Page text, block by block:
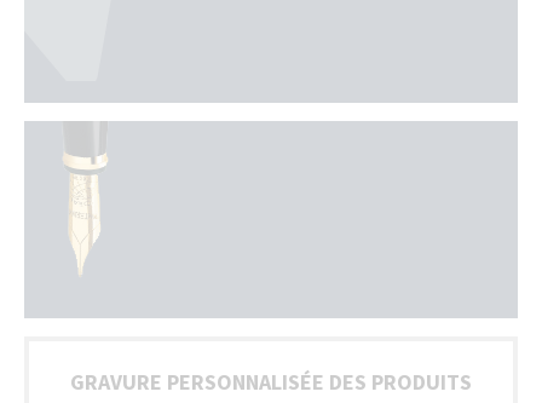
GRAVURE PERSONNALISÉE DES PRODUITS